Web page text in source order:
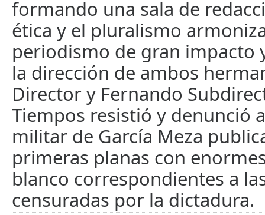
formando una sala de
ética y el pluralismo
periodismo de gran impacto
la dirección de ambos
Director y Fernando
Tiempos resistió y denunció
militar de García Meza
primeras planas con
blanco correspondientes a
censuradas por la dictadura.